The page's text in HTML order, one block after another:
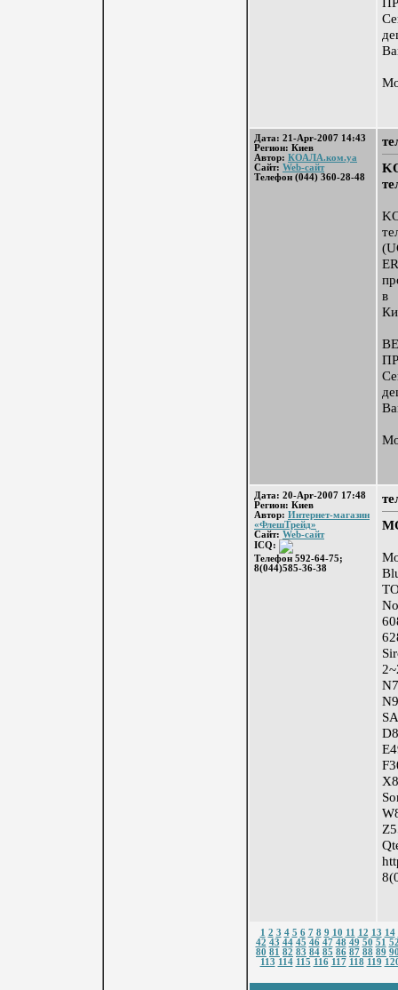
Дата: 21-Apr-2007 14:43
Регион: Киев
Автор: КОАЛА.ком.уа
Сайт: Web-сайт
Телефон (044) 360-28-48
в
Дата: 20-Apr-2007 17:48
Регион: Киев
Автор: Интернет-магазин
«ФлешТрейд»
Сайт: Web-сайт
ICQ:
Телефон 592-64-75;
8(044)585-36-38
1 2 3 4 5 6 7 8 9 10 11 12 13 14
42 43 44 45 46 47 48 49 50 51
80 81 82 83 84 85 86 87 88 89
113 114 115 116 117 118 119